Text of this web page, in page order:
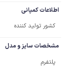
اطلاعات کمپانی
کشور تولید کننده
مشخصات سایز و مدل
پلتفرم